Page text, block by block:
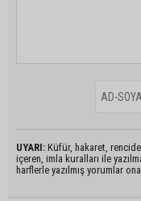
UYARI: Küfür, hakaret,
içeren, imla kuralları ile
harflerle yazılmış yorumlar